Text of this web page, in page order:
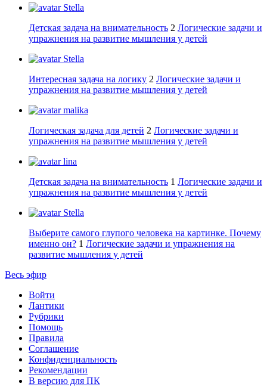
Stella
Детская задача на внимательность 2 Логические задачи и
упражнения на развитие мышления у детей
Stella
Интересная задача на логику 2 Логические задачи и
упражнения на развитие мышления у детей
malika
Логическая задача для детей 2 Логические задачи и
упражнения на развитие мышления у детей
lina
Детская задача на внимательность 1 Логические задачи и
упражнения на развитие мышления у детей
Stella
Выберите самого глупого человека на картинке. Почему
именно он? 1 Логические задачи и упражнения на
развитие мышления у детей
Весь эфир
Войти
Лантики
Рубрики
Помощь
Правила
Соглашение
Конфиденциальность
Рекомендации
В версию для ПК